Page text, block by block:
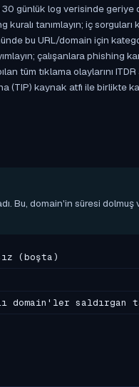
günlük log verisinde geriye
tanımlayın; iç
bu URL/domain için
çalışanlara phishing
tüm tıklama olaylarını
kaynak atfı ile birlikte
Bu, domain'in süresi
(boşta)
domain'ler